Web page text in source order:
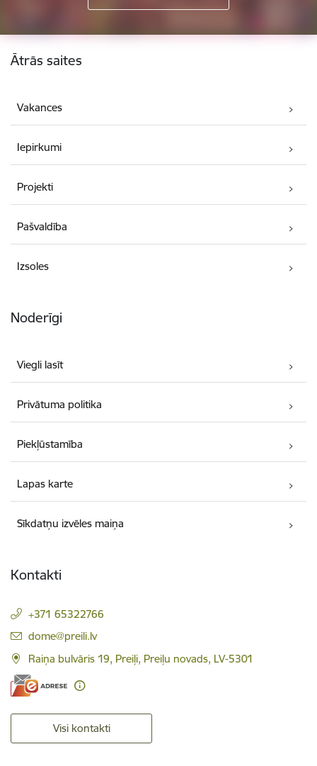
Kājene
Ātrās saites
Vakances
Iepirkumi
Projekti
Pašvaldība
Izsoles
Noderīgi
Viegli lasīt
Privātuma politika
Piekļūstamība
Lapas karte
Sīkdatņu izvēles maiņa
Kontakti
+371 65322766
E-pasts:
dome@preili.lv
Raiņa bulvāris 19, Preiļi, Preiļu novads, LV-5301
Visi kontakti